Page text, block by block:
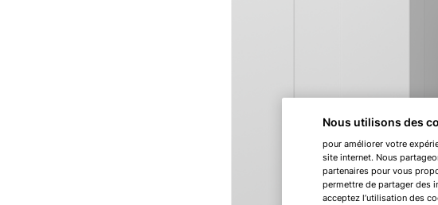
Nous utilisons des
pour améliorer votre
site internet. Nous
partenaires pour vous
permettre de partager des
acceptez l’utilisation des